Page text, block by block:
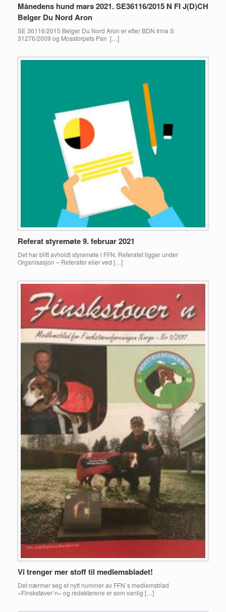
Månedens hund mars 2021. SE36116/2015 N FI J(D)CH
Belger Du Nord Aron
SE 36116/2015 Belger Du Nord Aron er etter BDN Irma S
31276/2009 og Mosstorpets Pan […]
Referat styremøte 9. februar 2021
Det har blitt avholdt styremøte i FFN. Referatet ligger under
Organisasjon – Referater eller ved […]
Vi trenger mer stoff til medlemsbladet!
Det nærmer seg et nytt nummer av FFN`s medlemsblad
«Finskstøver`n» og redaktørene er som vanlig […]